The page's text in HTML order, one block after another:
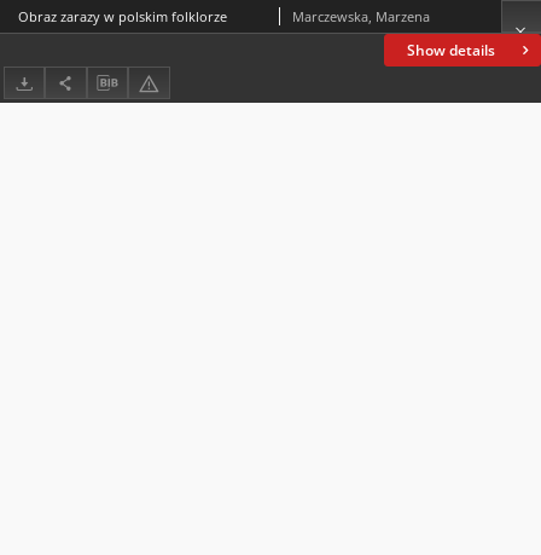
Show details
Obraz zarazy w polskim folklorze Marczewska, Marzena